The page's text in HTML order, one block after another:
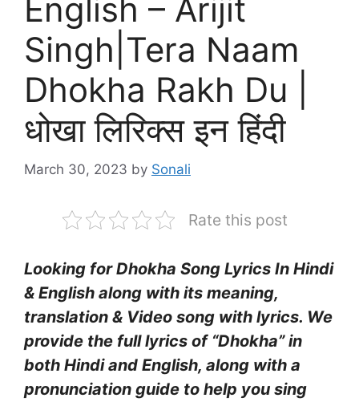
English – Arijit
Singh|Tera Naam
Dhokha Rakh Du |
धोखा लिरिक्स इन हिंदी
March 30, 2023 by Sonali
Rate this post
Looking for Dhokha Song Lyrics In Hindi
& English along with its meaning,
translation & Video song with lyrics. We
provide the full lyrics of “Dhokha” in
both Hindi and English, along with a
pronunciation guide to help you sing